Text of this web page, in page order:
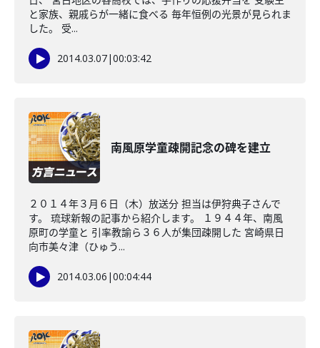
と家族、親戚らが一緒に食べる 毎年恒例の光景が見られま
した。 受...
2014.03.07|00:03:42
南風原学童疎開記念の碑を建立
２０１４年３月６日（木）放送分 担当は伊狩典子さんで
す。 琉球新報の記事から紹介します。 １９４４年、南風
原町の学童と 引率教諭ら３６人が集団疎開した 宮崎県日
向市美々津（ひゅう...
2014.03.06 |00:04:44